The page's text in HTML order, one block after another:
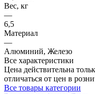
Вес, кг
—
6,5
Материал
—
Алюминий, Железо
Все характеристики
Цена действительна
отличаться от цен в
Все товары категории